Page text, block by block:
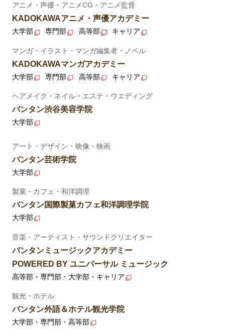
アニメ・声優・アニメCG・アニメ監督
KADOKAWAアニメ・声優アカデミー
大学部 専門部 高等部 キャリア
マンガ・イラスト・マンガ編集者・ノベル
KADOKAWAマンガアカデミー
大学部 専門部 高等部 キャリア
ヘアメイク・ネイル・エステ・ウエディング
バンタン渋谷美容学院
大学部
アート・デザイン・映像・映画
バンタン芸術学院
大学部
製菓・カフェ・和洋調理
バンタン国際製菓カフェ和洋調理学院
大学部
音楽・アーティスト・サウンドクリエイター
バンタンミュージックアカデミー
POWERED BY ユニバーサル ミュージック
高等部・専門部・大学部・キャリア
観光・ホテル
バンタン外語＆ホテル観光学院
大学部・専門部・高等部